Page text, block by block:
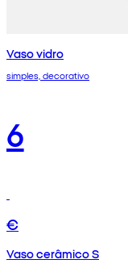
Vaso vidro
simples, decorativo
6
€
Vaso cerâmico S